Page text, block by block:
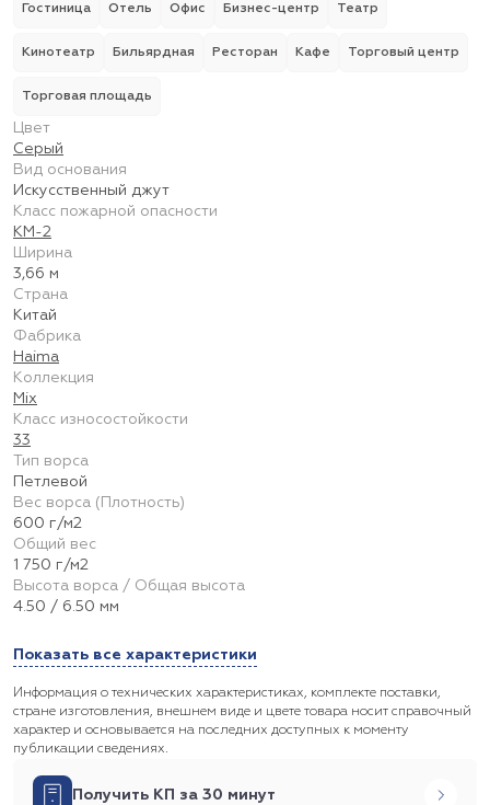
Гостиница Отель Офис Бизнес-центр Театр
Кинотеатр Бильярдная Ресторан Кафе Торговый центр
Торговая площадь
Цвет
Серый
Вид основания
Искусственный джут
Класс пожарной опасности
КМ-2
Ширина
3,66 м
Страна
Китай
Фабрика
Haima
Коллекция
Mix
Класс износостойкости
33
Тип ворса
Петлевой
Вес ворса (Плотность)
600 г/м2
Общий вес
1 750 г/м2
Высота ворса / Общая высота
4.50 / 6.50 мм
Показать все характеристики
Информация о технических характеристиках, комплекте поставки,
стране изготовления, внешнем виде и цвете товара носит справочный
характер и основывается на последних доступных к моменту
публикации сведениях.
Получить КП за 30 минут